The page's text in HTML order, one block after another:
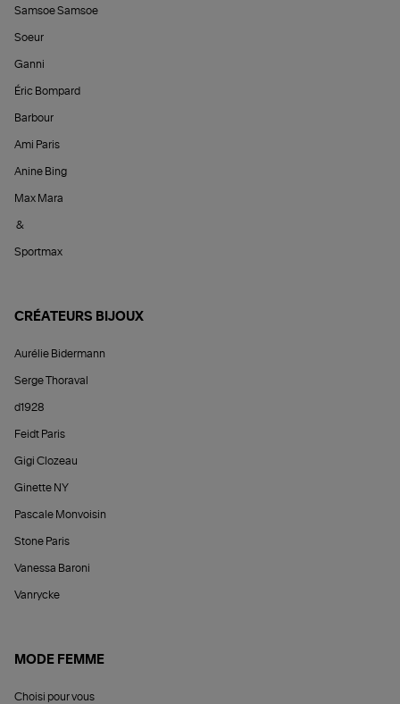
Samsoe Samsoe
Soeur
Ganni
Éric Bompard
Barbour
Ami Paris
Anine Bing
Max Mara
&
Sportmax
CRÉATEURS BIJOUX
Aurélie Bidermann
Serge Thoraval
d1928
Feidt Paris
Gigi Clozeau
Ginette NY
Pascale Monvoisin
Stone Paris
Vanessa Baroni
Vanrycke
MODE FEMME
Choisi pour vous